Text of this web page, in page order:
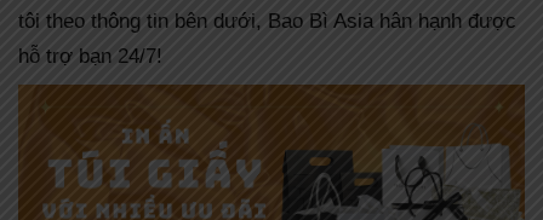
tôi theo thông tin bên dưới, Bao Bì Asia hân hạnh được
hỗ trợ bạn 24/7!